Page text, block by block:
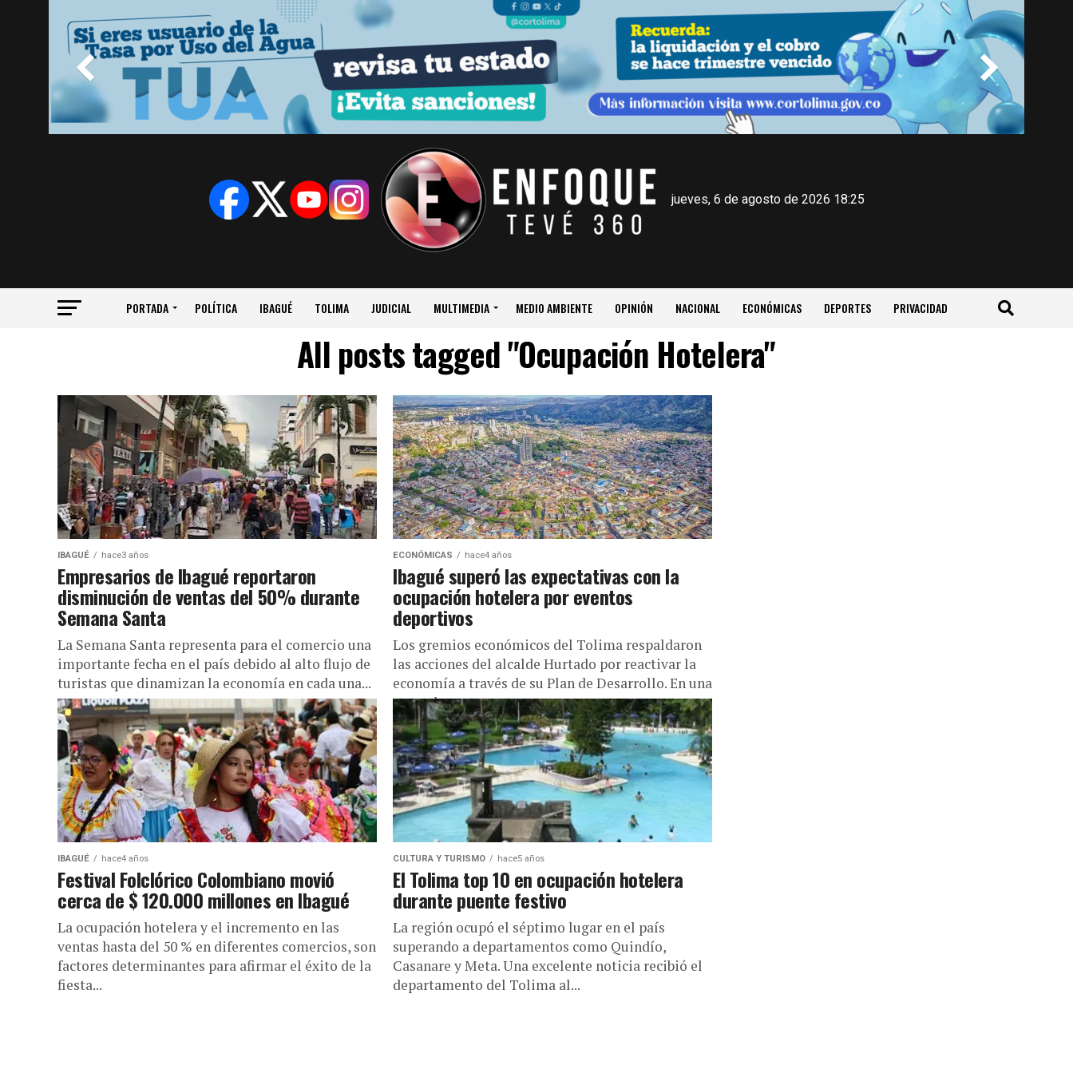
jueves, 6 de agosto de 2026 18:25
PORTADA POLÍTICA IBAGUÉ TOLIMA JUDICIAL MULTIMEDIA MEDIO AMBIENTE OPINIÓN NACIONAL ECONÓMICAS DEPORTES PRIVACIDAD
All posts tagged "Ocupación Hotelera"
IBAGUÉ hace3 años
Empresarios de Ibagué reportaron
disminución de ventas del 50% durante
Semana Santa
La Semana Santa representa para el comercio una
importante fecha en el país debido al alto flujo de
turistas que dinamizan la economía en cada una...
ECONÓMICAS hace4 años
Ibagué superó las expectativas con la
ocupación hotelera por eventos
deportivos
Los gremios económicos del Tolima respaldaron
las acciones del alcalde Hurtado por reactivar la
economía a través de su Plan de Desarrollo. En una
mesa de...
IBAGUÉ hace4 años
Festival Folclórico Colombiano movió
cerca de $ 120.000 millones en Ibagué
La ocupación hotelera y el incremento en las
ventas hasta del 50 % en diferentes comercios, son
factores determinantes para afirmar el éxito de la
fiesta...
CULTURA Y TURISMO hace5 años
El Tolima top 10 en ocupación hotelera
durante puente festivo
La región ocupó el séptimo lugar en el país
superando a departamentos como Quindío,
Casanare y Meta. Una excelente noticia recibió el
departamento del Tolima al...